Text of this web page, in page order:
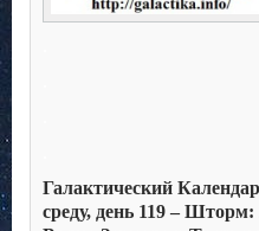
Галактический
среду, день 119 –